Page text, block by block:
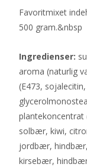
Favoritmixet
500 gram.&nbsp
Ingredienser:
aroma (naturlig
(E473,
plantekoncentrat
solbær, kiwi,
jordbær,
kirsebær,